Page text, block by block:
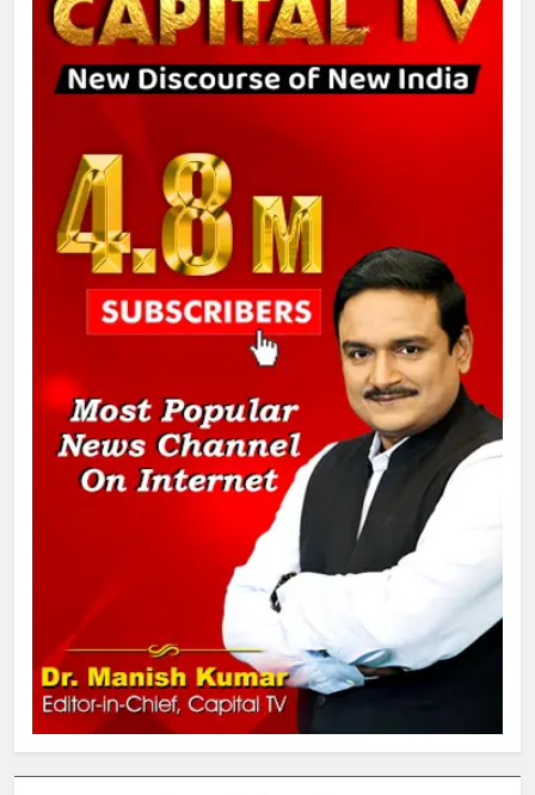
8
चुनाव से पहले लालू परिवार पर बड़ा झटका,
तय किए
1
SRN अस्पताल का नाम अमर शहीद ठाकुर
रोशन सिंह के नाम पर करने की मांग तेज
अमर शहीद ठाकुर रोशन सिंह के नाम पर
स्वरूप रानी नेहरू चिकित्सालय का
नामकरण करने की मांग को लेकर
अनिश्चितकालीन धरना शुरू
289 एकड़ भूमि पर विकसित होगा कार्बन-
फ्री डेटा सेंटर, हजारों उच्च-कुशल
रोजगार सृजन की संभावना
4
UP में ग्रामीण बिजली आपूर्ति से कृषि,
डेयरी, कुटीर उद्योग और स्वरोजगार को
मिला बढ़ावा